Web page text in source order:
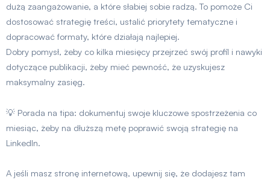
dużą zaangażowanie, a które słabiej sobie radzą. To pomoże Ci
dostosować strategię treści, ustalić priorytety tematyczne i
dopracować formaty, które działają najlepiej.
Dobry pomysł, żeby co kilka miesięcy przejrzeć swój profil i nawyki
dotyczące publikacji, żeby mieć pewność, że uzyskujesz
maksymalny zasięg.
💡 Porada na tipa: dokumentuj swoje kluczowe spostrzeżenia co
miesiąc, żeby na dłuższą metę poprawić swoją strategię na
LinkedIn.
A jeśli masz stronę internetową, upewnij się, że dodajesz tam